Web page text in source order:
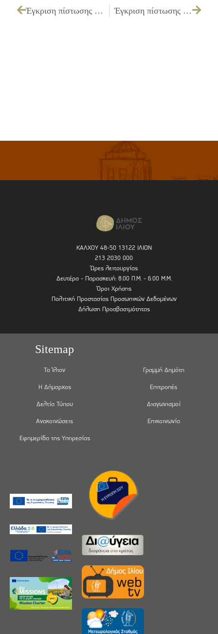
Έγκριση πίστωσης 3.000,00€ για την φωτογραφική κάλυψη των πολιτιστικών εκδηλώσεων για τους μήνες Μάιο – Ιούνιο – Ιούλιο 2010 «ΙΛΙΑ 2010» Έγκριση πίστωσης ποσού για παραστάσεις καραγκιόζη στις πλατείες του Δήμου μας στο πλαίσιο των εκδηλώσεων «ΙΛΙΑ 2010»
ΚΑΛΧΟΥ 48-50 13122 ΙΛΙΟΝ
213 2030 000
Ώρες λειτουργίας
Δευτέρα - Παρασκευή: 8.00 Π.Μ. - 6.00 Μ.Μ.
Όροι Χρήσης
Πολιτική Προστασίας Προσωπικών Δεδομένων
Δήλωση Προσβασιμότητας
Sitemap
Το Ίλιον
Η Δήμαρχος
Δελτία Τύπου
Ανακοινώσεις
Εφημερίδα της Υπηρεσίας
Γραμμή Δημότη
Επιτροπές
Διαγωνισμοί
Επικοινωνία